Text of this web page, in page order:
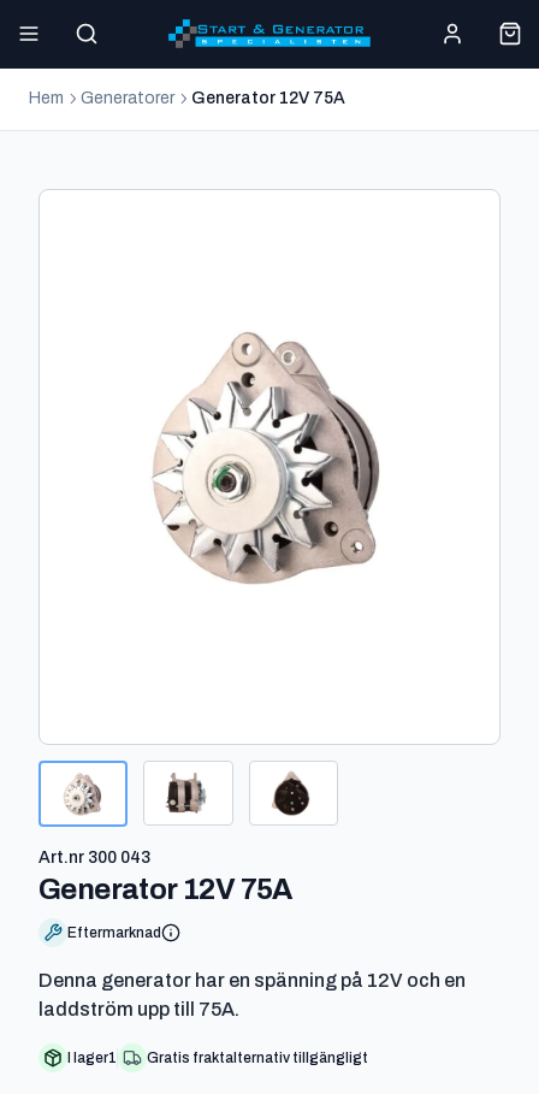
Hem Generatorer Generator 12V 75A
Art.nr 300 043
Generator 12V 75A-
Eftermarknad
Denna generator har en spänning på 12V och en
laddström upp till 75A.
I lager1 Gratis fraktalternativ tillgängligt